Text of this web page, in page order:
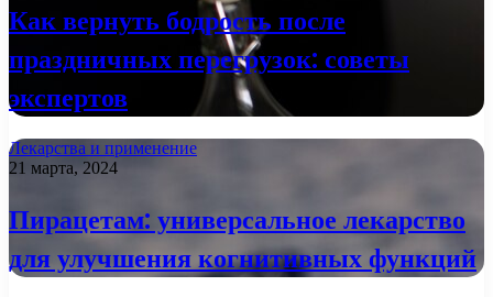
Как вернуть бодрость после
праздничных перегрузок: советы
экспертов
Лекарства и применение
21 марта, 2024
Пирацетам: универсальное лекарство
для улучшения когнитивных функций